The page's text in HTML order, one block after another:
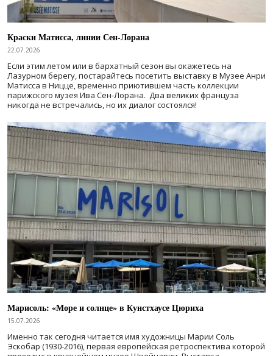
Краски Матисса, линии Сен-Лорана
22.07.2026
Если этим летом или в бархатный сезон вы окажетесь на
Лазурном берегу, постарайтесь посетить выставку в Музее Анри
Матисса в Ницце, временно приютившем часть коллекции
парижского музея Ива Сен-Лорана. Два великих француза
никогда не встречались, но их диалог состоялся!
Марисоль: «Море и солнце» в Кунстхаусе Цюриха
15.07.2026
Именно так сегодня читается имя художницы Марии Соль
Эскобар (1930-2016), первая европейская ретроспектива которой